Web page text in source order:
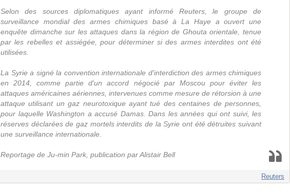
Selon des sources diplomatiques ayant informé Reuters, le groupe de
surveillance mondial des armes chimiques basé à La Haye a ouvert une
enquête dimanche sur les attaques dans la région de Ghouta orientale, tenue
par les rebelles et assiégée, pour déterminer si des armes interdites ont été
utilisées.
La Syrie a signé la convention internationale d'interdiction des armes chimiques
en 2014, comme partie d'un accord négocié par Moscou pour éviter les
attaques américaines aériennes, intervenues comme mesure de rétorsion à une
attaque utilisant un gaz neurotoxique ayant tué des centaines de personnes,
pour laquelle Washington a accusé Damas. Dans les années qui ont suivi, les
réserves déclarées de gaz mortels interdits de la Syrie ont été détruites suivant
une surveillance internationale.
Reportage de Ju-min Park, publication par Alistair Bell
Reuters